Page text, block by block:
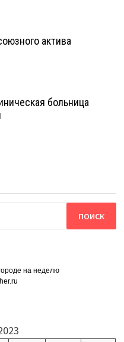
актива
больница
на неделю